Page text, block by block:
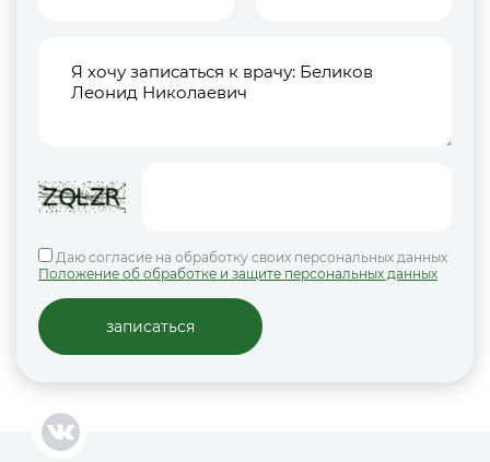
Даю согласие на обработку своих персональных данных
Положение об обработке и защите персональных данных